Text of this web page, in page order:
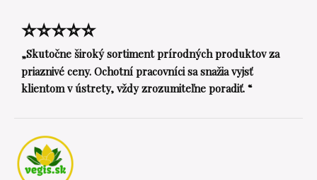
⭐⭐⭐⭐⭐
„Skutočne široký sortiment prírodných produktov za
priaznivé ceny. Ochotní pracovníci sa snažia vyjsť
klientom v ústrety, vždy zrozumiteľne poradiť. “